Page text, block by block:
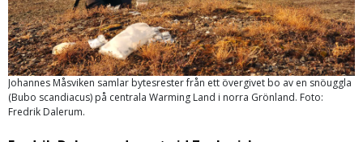
Johannes Måsviken samlar bytesrester från ett övergivet bo av en snöuggla
(Bubo scandiacus) på centrala Warming Land i norra Grönland. Foto:
Fredrik Dalerum.